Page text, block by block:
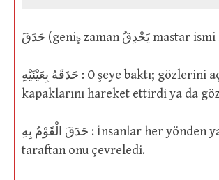
حَدَقَهُ بِعَيْنَيْهِ : O şeye baktı; gözlerini açtı ve göz
kapaklarını hareket ettirdi ya da
حَدَقَ الْقَوْمُ بِهِ : İnsanlar her yönden ya da her
taraftan onu çevreledi.